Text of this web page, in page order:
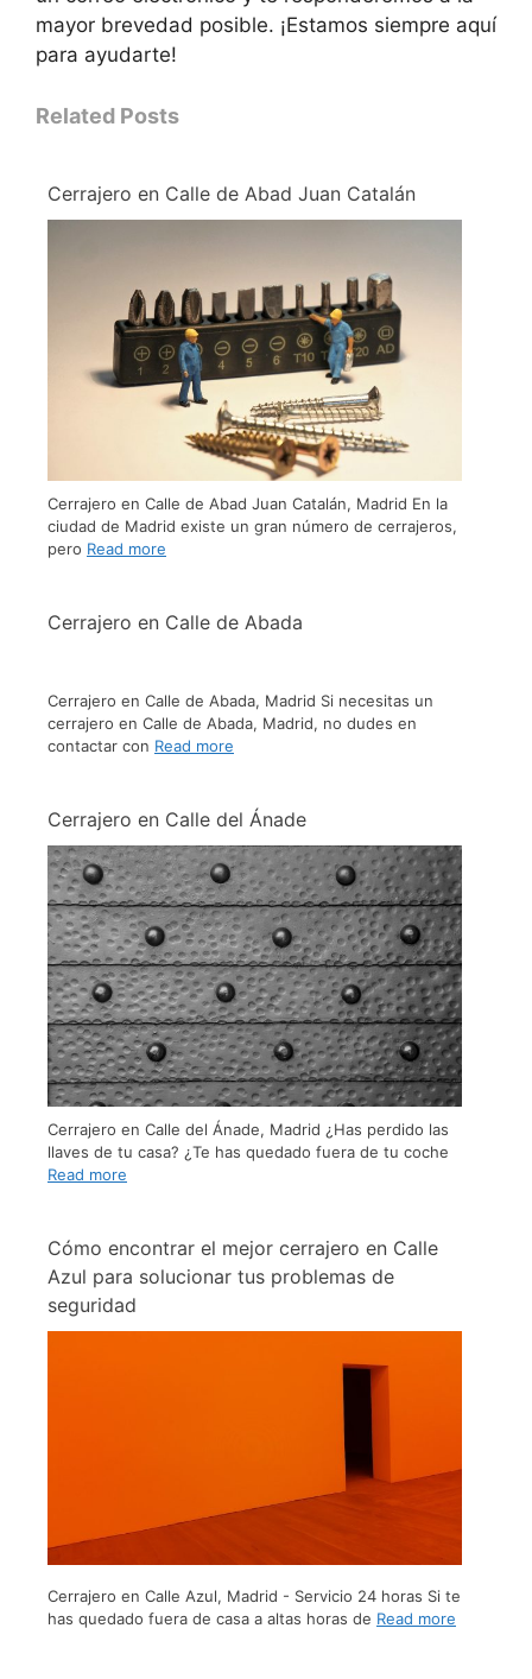
mayor brevedad posible. ¡Estamos siempre aquí
para ayudarte!
Related Posts
Cerrajero en Calle de Abad Juan Catalán
Cerrajero en Calle de Abad Juan Catalán, Madrid En la
ciudad de Madrid existe un gran número de cerrajeros,
pero Read more
Cerrajero en Calle de Abada
Cerrajero en Calle de Abada, Madrid Si necesitas un
cerrajero en Calle de Abada, Madrid, no dudes en
contactar con Read more
Cerrajero en Calle del Ánade
Cerrajero en Calle del Ánade, Madrid ¿Has perdido las
llaves de tu casa? ¿Te has quedado fuera de tu coche
Read more
Cómo encontrar el mejor cerrajero en Calle
Azul para solucionar tus problemas de
seguridad
Cerrajero en Calle Azul, Madrid - Servicio 24 horas Si te
has quedado fuera de casa a altas horas de Read more